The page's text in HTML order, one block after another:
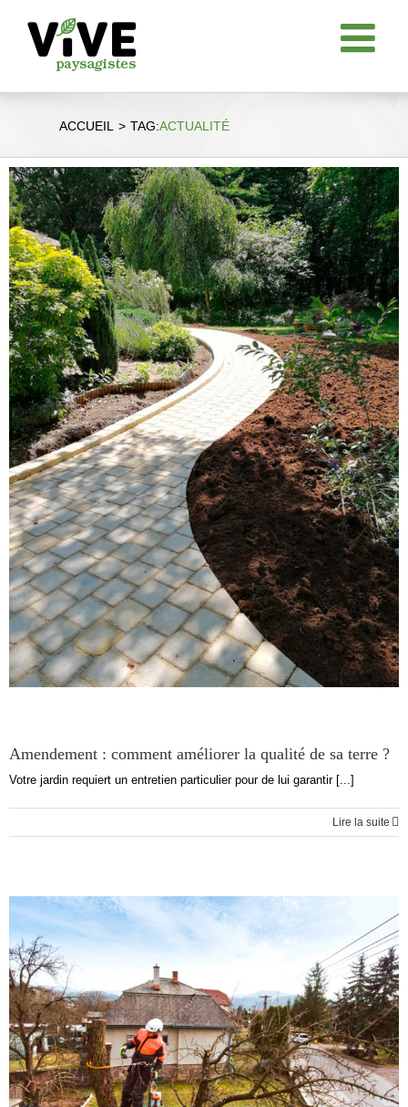
contenu
ACCUEIL TAG:ACTUALITÉ
Amendement : comment améliorer la qualité de sa terre ?
Votre jardin requiert un entretien particulier pour de lui garantir [...]
Lire la suite